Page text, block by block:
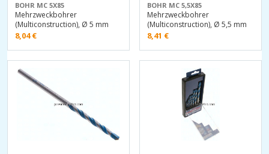
BOHR MC 5X85
Mehrzweckbohrer
(Multiconstruction), Ø 5 mm
8,04€
BOHR MC 5,5X85
Mehrzweckbohrer
(Multiconstruction), Ø 5,5 mm
8,41 €